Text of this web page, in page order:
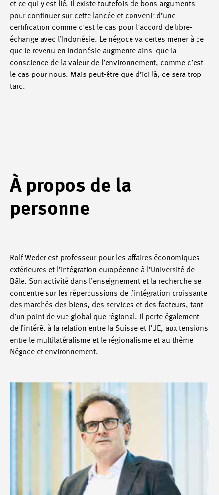
et ce qui y est lié. Il existe toutefois de bons arguments
pour continuer sur cette lancée et convenir d’une
certification comme c’est le cas pour l’accord de libre-
échange avec l’Indonésie. Le négoce va certes mener à ce
que le revenu en Indonésie augmente ainsi que la
conscience de la valeur de l’environnement, comme c’est
le cas pour nous. Mais peut-être que d’ici là, ce sera trop
tard.
À propos de la
personne
Rolf Weder est professeur pour les affaires économiques
extérieures et l’intégration européenne à l’Université de
Bâle. Son activité dans l’enseignement et la recherche se
concentre sur les répercussions de l’intégration croissante
des marchés des biens, des services et des facteurs, tant
d’un point de vue global que régional. Il porte également
de l’intérêt à la relation entre la Suisse et l’UE, aux tensions
entre le multilatéralisme et le régionalisme et au thème
Négoce et environnement.